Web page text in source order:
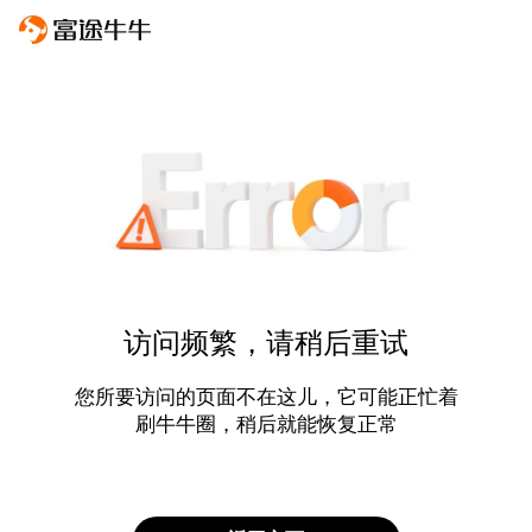
访问频繁，请稍后重试
您所要访问的页面不在这儿，它可能正忙着
刷牛牛圈，稍后就能恢复正常